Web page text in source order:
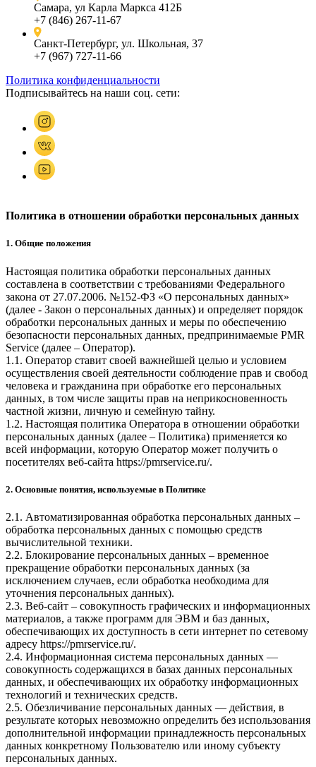
Самара, ул Карла Маркса 412Б
+7 (846) 267-11-67
Санкт-Петербург, ул. Школьная, 37
+7 (967) 727-11-66
Политика конфиденциальности
Подписывайтесь на наши соц. сети:
Политика в отношении обработки персональных данных
1. Общие положения
Настоящая политика обработки персональных данных
составлена в соответствии с требованиями Федерального
закона от 27.07.2006. №152-ФЗ «О персональных данных»
(далее - Закон о персональных данных) и определяет порядок
обработки персональных данных и меры по обеспечению
безопасности персональных данных, предпринимаемые PMR
Service (далее – Оператор).
1.1. Оператор ставит своей важнейшей целью и условием
осуществления своей деятельности соблюдение прав и свобод
человека и гражданина при обработке его персональных
данных, в том числе защиты прав на неприкосновенность
частной жизни, личную и семейную тайну.
1.2. Настоящая политика Оператора в отношении обработки
персональных данных (далее – Политика) применяется ко
всей информации, которую Оператор может получить о
посетителях веб-сайта https://pmrservice.ru/.
2. Основные понятия, используемые в Политике
2.1. Автоматизированная обработка персональных данных –
обработка персональных данных с помощью средств
вычислительной техники.
2.2. Блокирование персональных данных – временное
прекращение обработки персональных данных (за
исключением случаев, если обработка необходима для
уточнения персональных данных).
2.3. Веб-сайт – совокупность графических и информационных
материалов, а также программ для ЭВМ и баз данных,
обеспечивающих их доступность в сети интернет по сетевому
адресу https://pmrservice.ru/.
2.4. Информационная система персональных данных —
совокупность содержащихся в базах данных персональных
данных, и обеспечивающих их обработку информационных
технологий и технических средств.
2.5. Обезличивание персональных данных — действия, в
результате которых невозможно определить без использования
дополнительной информации принадлежность персональных
данных конкретному Пользователю или иному субъекту
персональных данных.